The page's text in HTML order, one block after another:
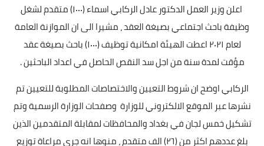
اعلن وزير العمل الدكتور عادل الركابي اسماء (١٠٠٠) متقدم لشغل
وظيفة باحث اجتماعي بصيغة العقد ، مشيرا الى ان الموازنة العامة
لعام ٢٠٢١ اعطت الهيئة امكانية توظيف (١٠٠٠) باحث بصيغة عقد
مؤقت لمدة سنة من اجل سد النقص الحاصل في اعداد الباحثين .
الركابي اوضح ان شروط التعيين والاختصاصات المطلوبة للتعيين تم
نشرها عبر الموقع الالكتروني للوزارة وصفحات الوزارة الرسمية وتم
تشكيل خمس لجان في بغداد والمحافظات لمقابلة المتقدمين الذين
بلغ عددهم اكثر من (٢٦) الف متقدم ، منوها انه جرى مراعاة توزيع